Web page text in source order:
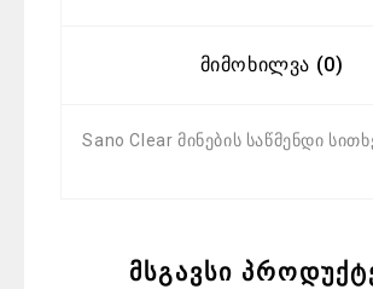
Მიმოხილვა (0)
Sano Clear მინების საწმენდი
მსგავსი